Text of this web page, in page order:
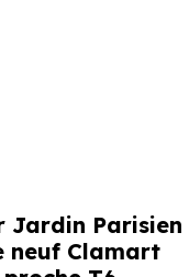
Jardin Parisien
neuf Clamart